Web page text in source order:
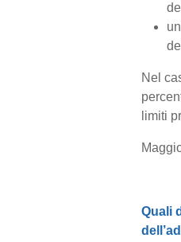
Nel
limiti
Quali